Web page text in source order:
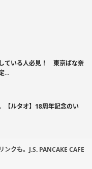
ている人必見！ 東京ばな奈
...
【ルタオ】18周年記念のい
クも。J.S. PANCAKE CAFE